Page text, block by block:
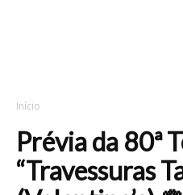
Início
Prévia da 80ª
“Travessuras